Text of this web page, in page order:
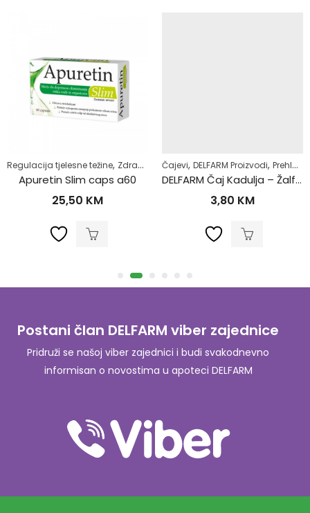
Regulacija tjelesne težine, Zdrav život
Apuretin Slim caps a60
25,50 KM
Čajevi, DELFARM Proizvodi, Prehlada i gripa
DELFARM Čaj Kadulja – Žalfija 50g
3,80 KM
Postani član DELFARM viber zajednice
Pridruži se našoj viber zajednici i budi svakodnevno
informisan o novostima u apoteci DELFARM